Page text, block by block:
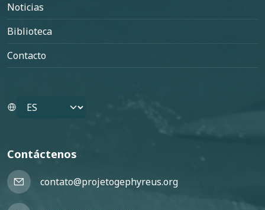
Noticias
Biblioteca
Contacto
Select your language
Contáctenos
contato@projetogephyreus.org